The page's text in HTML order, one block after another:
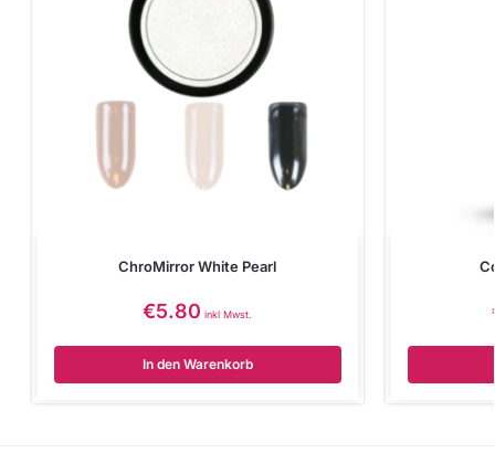
ChroMirror White Pearl
€5.80 inkl Mwst.
In den Warenkorb